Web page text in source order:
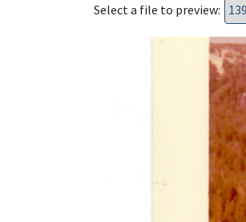
Select a file to preview: